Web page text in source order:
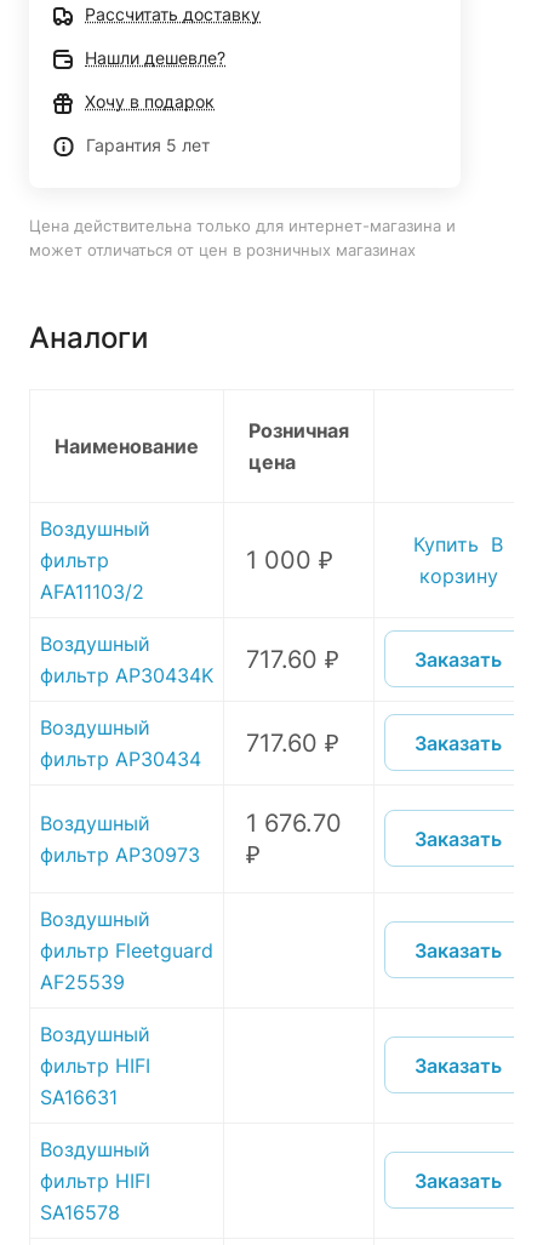
Рассчитать доставку
Нашли дешевле?
Хочу в подарок
Гарантия 5 лет
Цена действительна только для интернет-магазина и
может отличаться от цен в розничных магазинах
Аналоги
Наименование
Розничная
цена
Воздушный
фильтр
AFA11103/2
1 000 ₽
Купить В
корзину
Воздушный
фильтр AP30434K
717.60 ₽ Заказать
Воздушный
фильтр AP30434
717.60 ₽ Заказать
Воздушный
фильтр AP30973
1 676.70
₽
Заказать
Воздушный
фильтр Fleetguard
AF25539
Заказать
Воздушный
фильтр HIFI
SA16631
Заказать
Воздушный
фильтр HIFI
SA16578
Заказать